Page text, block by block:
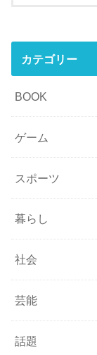
カテゴリー
BOOK
ゲーム
スポーツ
暮らし
社会
芸能
話題